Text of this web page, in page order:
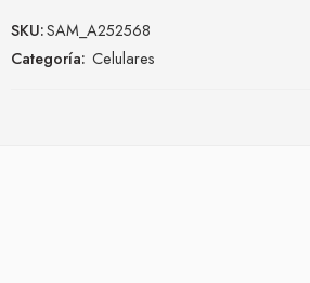
SKU:SAM_A252568
Categoría: Celulares